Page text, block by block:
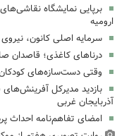
برپایی نمایشگاه
ارومیه
سرمایه اصلی کانون،
درناهای کاغذی؛ قاصدان
وقتی دست‌سازه‌های
بازدید مدیرکل
آذربایجان غربی
امضای تفاهم‌نامه احداث